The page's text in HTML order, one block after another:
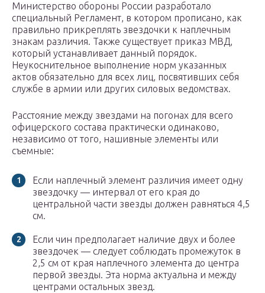
Министерство обороны России разработало
специальный Регламент, в котором прописано, как
правильно прикреплять звездочки к наплечным
знакам различия. Также существует приказ МВД,
который устанавливает данный порядок.
Неукоснительное выполнение норм указанных
актов обязательно для всех лиц, посвятивших себя
службе в армии или других силовых ведомствах.
Расстояние между звездами на погонах для всего
офицерского состава практически одинаково,
независимо от того, нашивные элементы или
съемные:
Если наплечный элемент различия имеет одну
звездочку — интервал от его края до
центральной части звезды должен равняться 4,5
см.
Если чин предполагает наличие двух и более
звездочек — следует соблюдать промежуток в
2,5 см от края наплечного элемента до центра
первой звезды. Эта норма актуальна и между
центрами остальных звезд.